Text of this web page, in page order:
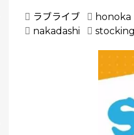
ラブライブ honoka
nakadashi